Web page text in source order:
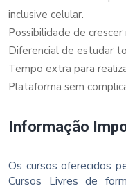
inclusive celular.
Possibilidade de crescer
Diferencial de estudar
Tempo extra para
Plataforma sem
Informação
Os cursos oferecidos
Cursos Livres de